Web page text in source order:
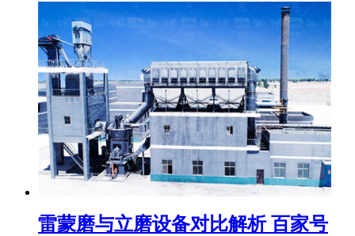
雷蒙磨与立磨设备对比解析 百家号